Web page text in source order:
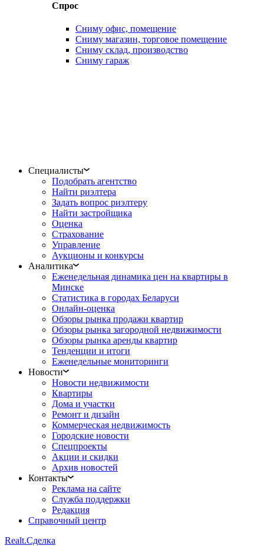
Спрос
Сниму офис, помещение
Сниму магазин, торговое помещение
Сниму склад, производство
Сниму гараж
Специалисты
Подобрать агентство
Найти риэлтера
Задать вопрос риэлтеру
Найти застройщика
Оценка
Страхование
Управление
Аукционы и конкурсы
Аналитика
Еженедельная динамика цен на квартиры в
Минске
Статистика в городах Беларуси
Онлайн-оценка
Обзоры рынка продажи квартир
Обзоры рынка загородной недвижимости
Обзоры рынка аренды квартир
Тенденции и итоги
Еженедельные мониторинги
Новости
Новости недвижимости
Квартиры
Дома и участки
Ремонт и дизайн
Коммерческая недвижимость
Городские новости
Спецпроекты
Акции и скидки
Архив новостей
Контакты
Реклама на сайте
Служба поддержки
Редакция
Справочный центр
Realt.Сделка